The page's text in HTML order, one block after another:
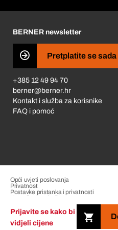
Prijavite se kako bi
vidjeli cijene
Business Conduct
BERNER newsletter
Pretplatite se sada
+385 12 49 94 70
berner@berner.hr
Kontakt i služba za korisnike
FAQ i pomoć
Copyright &copy; 2026 The
Opći uvjeti poslovanja
Privatnost
Postavke pristanka i privatnosti
Upravljanje pritužbama